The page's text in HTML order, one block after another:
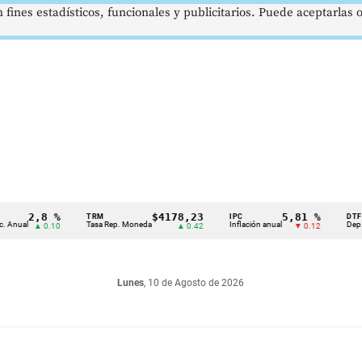
2,8 %
▲ 0.10 Tasa Rep. Moneda
$4178,23
▲ 0.42 Inflación anual
5,81 %
▼ 0.12 Dep.
Lunes, 10 de Agosto de 2026
estadísticos, funcionales y publicitarios. Puede aceptarlas